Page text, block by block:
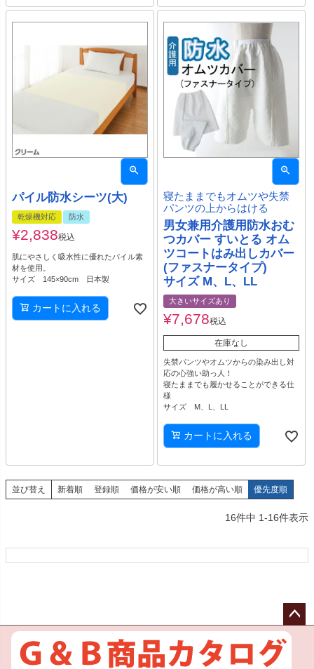
パイル防水シーツ(大)
乾燥機対応 防水
¥2,838税込
肌にやさしく吸水性に優れたパイル素
材を使用。
サイズ 145×90cm 日本製
カートに入れる
寝たままでもオムツや失禁
パンツの上からはける
男女兼用介護用防水おむ
つカバー すいとる オム
ツコートはみ出しカバー
(ファスナータイプ)
サイズ M、L、LL
大きいサイズあり
¥7,678税込
在庫なし
失禁パンツやオムツからの染み出し対
応の心強い助っ人！
寝たままでも履かせることができる仕
様
サイズ M、L、LL
カートに入れる
並び替え 新着順 登録順 価格が安い順 価格が高い順 優先度順
16件中 1-16件表示
ペー